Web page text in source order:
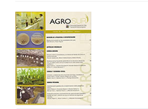
Barra
lateral
del
artículo